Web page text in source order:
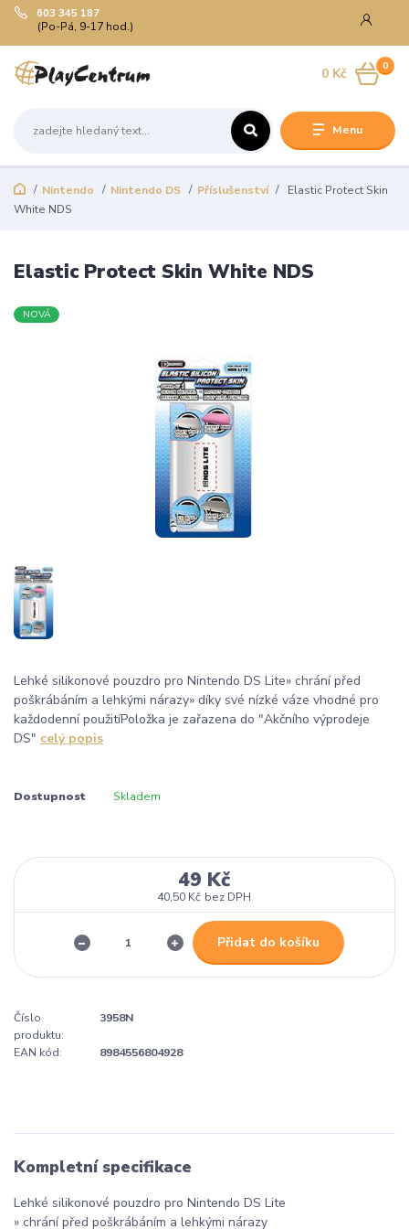
Menu
603 345 187
(Po-Pá, 9-17 hod.)
0
0 Kč
Nintendo Nintendo DS Příslušenství
Elastic Protect Skin
White NDS
Elastic Protect Skin White NDS
NOVÁ
Lehké silikonové pouzdro pro Nintendo DS Lite» chrání před
poškrábáním a lehkými nárazy» díky své nízké váze vhodné pro
každodenní použitíPoložka je zařazena do "Akčního výprodeje
DS" celý popis
Dostupnost Skladem
49 Kč
40,50 Kč bez DPH
Přidat do košíku
Číslo
produktu:
3958N
EAN kód: 8984556804928
Kompletní specifikace
Lehké silikonové pouzdro pro Nintendo DS Lite
» chrání před poškrábáním a lehkými nárazy